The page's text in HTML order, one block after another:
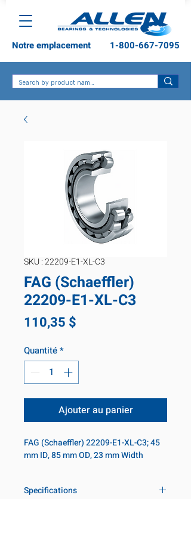
1-800-667-7095
Notre emplacement
SKU : 22209-E1-XL-C3
FAG (Schaeffler)
22209-E1-XL-C3
110,35 $
Quantité*
Ajouter au panier
FAG (Schaeffler) 22209-E1-XL-C3; 45
mm ID, 85 mm OD, 23 mm Width
Specifications